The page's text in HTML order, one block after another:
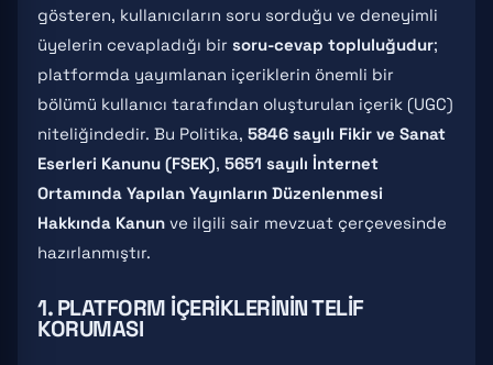
gösteren, kullanıcıların soru sorduğu ve deneyimli
üyelerin cevapladığı bir soru-cevap topluluğudur;
platformda yayımlanan içeriklerin önemli bir
bölümü kullanıcı tarafından oluşturulan içerik (UGC)
niteliğindedir. Bu Politika, 5846 sayılı Fikir ve Sanat
Eserleri Kanunu (FSEK), 5651 sayılı İnternet
Ortamında Yapılan Yayınların Düzenlenmesi
Hakkında Kanun ve ilgili sair mevzuat çerçevesinde
hazırlanmıştır.
1. PLATFORM İÇERIKLERININ TELIF
KORUMASI